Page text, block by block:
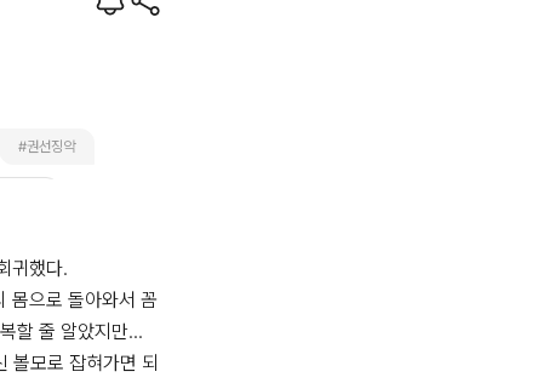
#권선징악
귀했다.
몸으로 돌아와서 꼼
할 줄 알았지만...
볼모로 잡혀가면 되